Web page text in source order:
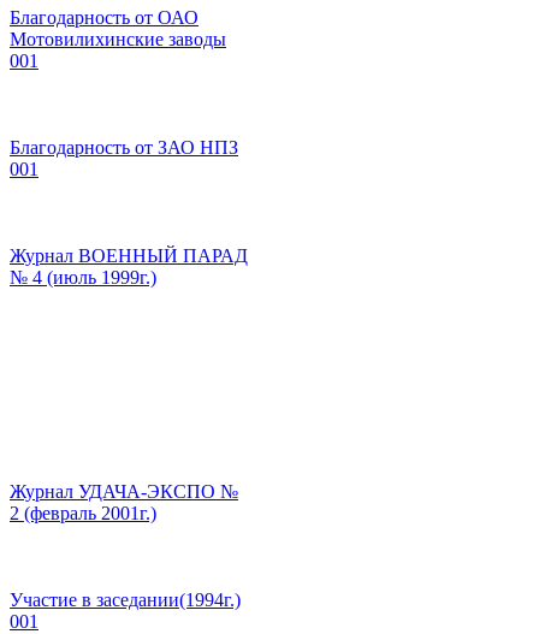
Благодарность от ОАО
Мотовилихинские заводы
001
Благодарность от ЗАО НПЗ
001
Журнал ВОЕННЫЙ ПАРАД
№ 4 (июль 1999г.)
Журнал УДАЧА-ЭКСПО №
2 (февраль 2001г.)
Участие в заседании(1994г.)
001